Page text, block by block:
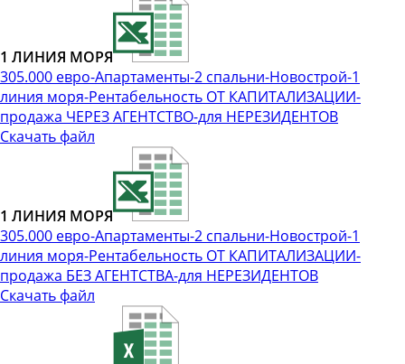
1 ЛИНИЯ МОРЯ
305.000 евро-Апартаменты-2 спальни-Новострой-1
линия моря-Рентабельность ОТ КАПИТАЛИЗАЦИИ-
продажа ЧЕРЕЗ АГЕНТСТВО-для НЕРЕЗИДЕНТОВ
Скачать файл
1 ЛИНИЯ МОРЯ
305.000 евро-Апартаменты-2 спальни-Новострой-1
линия моря-Рентабельность ОТ КАПИТАЛИЗАЦИИ-
продажа БЕЗ АГЕНТСТВА-для НЕРЕЗИДЕНТОВ
Скачать файл